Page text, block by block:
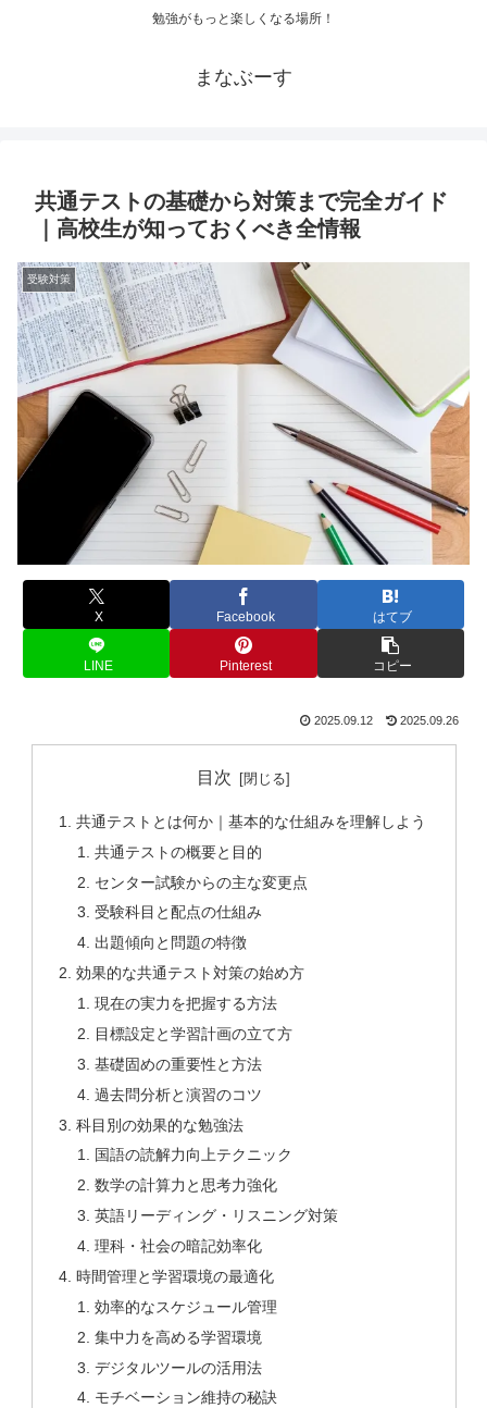
勉強がもっと楽しくなる場所！
まなぶーす
共通テストの基礎から対策まで完全ガイド
｜高校生が知っておくべき全情報
受験対策
X Facebook はてブ
LINE Pinterest コピー
2025.09.12 2025.09.26
目次
共通テストとは何か｜基本的な仕組みを理解しよう
共通テストの概要と目的
センター試験からの主な変更点
受験科目と配点の仕組み
出題傾向と問題の特徴
効果的な共通テスト対策の始め方
現在の実力を把握する方法
目標設定と学習計画の立て方
基礎固めの重要性と方法
過去問分析と演習のコツ
科目別の効果的な勉強法
国語の読解力向上テクニック
数学の計算力と思考力強化
英語リーディング・リスニング対策
理科・社会の暗記効率化
時間管理と学習環境の最適化
効率的なスケジュール管理
集中力を高める学習環境
デジタルツールの活用法
モチベーション維持の秘訣